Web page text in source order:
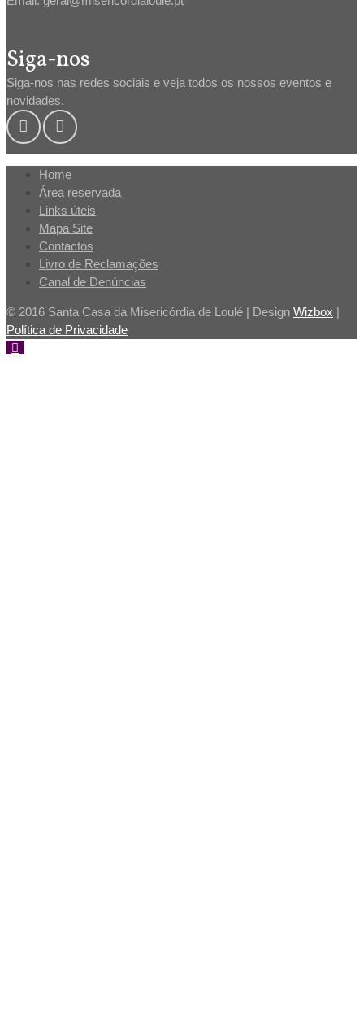
Siga-nos
Siga-nos nas redes sociais e veja todos os nossos eventos e
novidades.
Home
Área reservada
Links úteis
Mapa Site
Contactos
Livro de Reclamações
Canal de Denúncias
© 2016 Santa Casa da Misericórdia de Loulé | Design Wizbox |
Política de Privacidade